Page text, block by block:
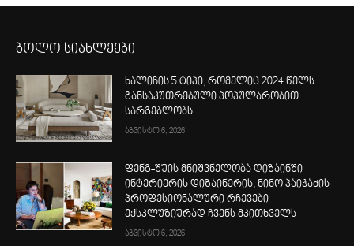
ბოლო სიახლეები
ხალიჩის 5 ტიპი, რომელიც 2024 წელს
განსაკუთრებული პოპულარობით
სარგებლობს
აგვისტო 6, 2026
ფენგ-შუის მნიშვნელობა დიზაინში –
ინტერიერის დიზაინერის, ნინო პაიჭაძის
პროფესიონალური რჩევები
ექსკლუზიურად ჩვენს მკითხველს
აგვისტო 6, 2026